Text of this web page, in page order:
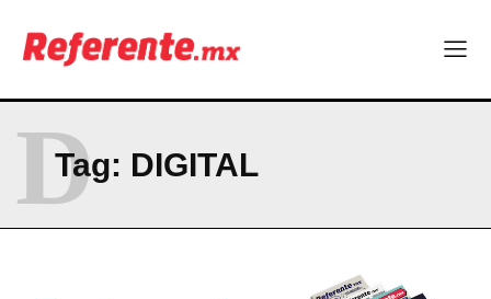
Company
ABOUT
CONTACT
PRIVACY POLICY
Tag: DIGITAL
D